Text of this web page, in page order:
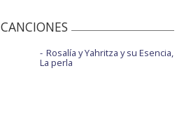
CANCIONES
Rosalía y Yahritza y su Esencia,
La perla